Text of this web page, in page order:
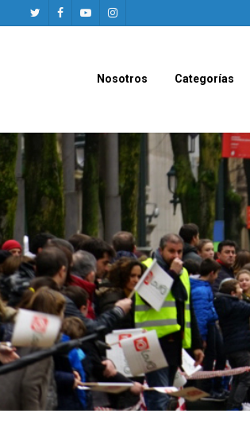
Nosotros Categorías